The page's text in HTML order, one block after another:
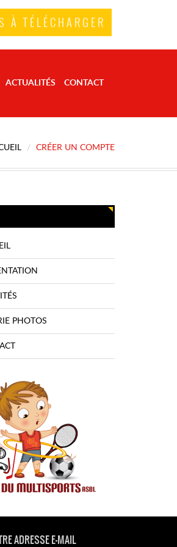
À TÉLÉCHARGER
ACTUALITÉS CONTACT
CRÉER UN COMPTE
PHOTOS
ADRESSE E-MAIL